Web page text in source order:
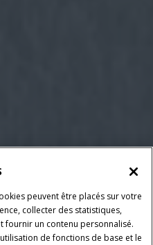
peuvent être placés sur votre
collecter des statistiques,
fournir un contenu personnalisé.
de fonctions de base et le